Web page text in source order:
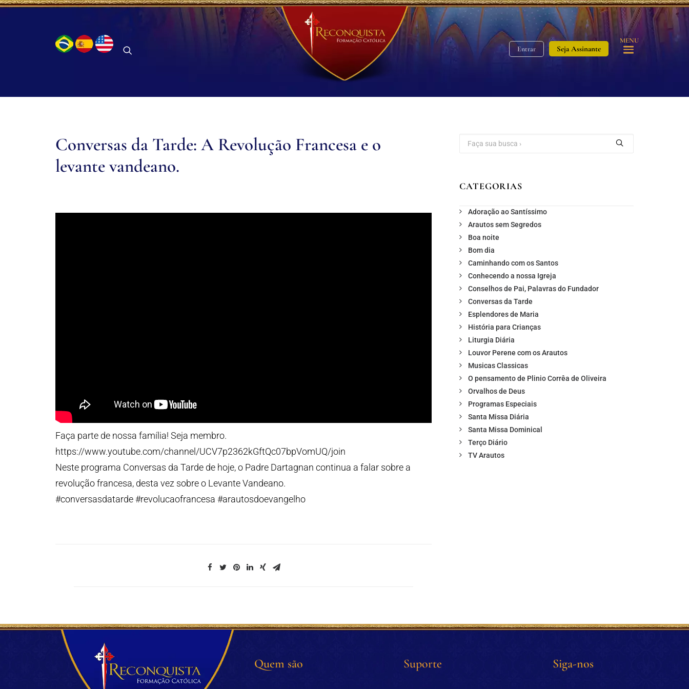
Entrar Seja Assinante
MENU
Conversas da Tarde: A Revolução Francesa e o
levante vandeano.
Faça parte de nossa família! Seja membro.
https://www.youtube.com/channel/UCV7p2362kGftQc07bpVomUQ/join
Neste programa Conversas da Tarde de hoje, o Padre Dartagnan continua a falar sobre a
revolução francesa, desta vez sobre o Levante Vandeano.
#conversasdatarde #revolucaofrancesa #arautosdoevangelho
CATEGORIAS
Adoração ao Santíssimo
Arautos sem Segredos
Boa noite
Bom dia
Caminhando com os Santos
Conhecendo a nossa Igreja
Conselhos de Pai, Palavras do Fundador
Conversas da Tarde
Esplendores de Maria
História para Crianças
Liturgia Diária
Louvor Perene com os Arautos
Musicas Classicas
O pensamento de Plinio Corrêa de Oliveira
Orvalhos de Deus
Programas Especiais
Santa Missa Diária
Santa Missa Dominical
Terço Diário
TV Arautos
Quem são Suporte Siga-nos